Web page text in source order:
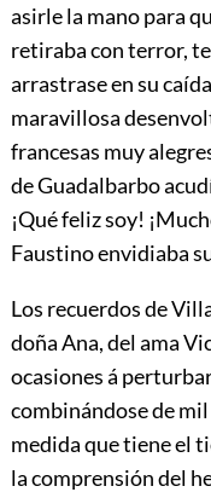
asirle la mano para
retiraba con terror,
arrastrase en su
maravillosa
francesas muy
de Guadalbarbo
¡Qué feliz soy!
Faustino envidiaba
Los recuerdos de
doña Ana, del ama
ocasiones á
combinándose de
medida que tiene el
la comprensión del